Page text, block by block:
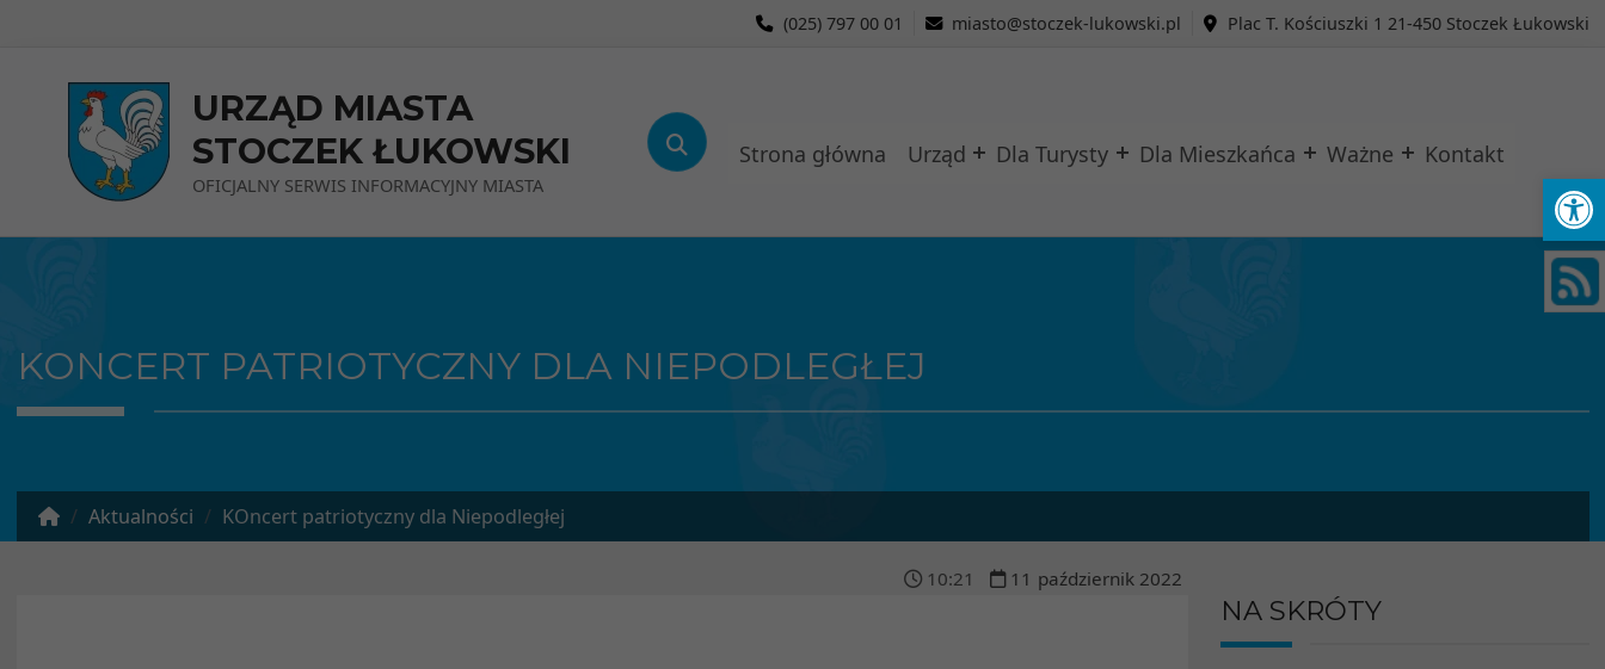
(025) 797 00 01 miasto@stoczek-lukowski.pl Plac T. Kościuszki 1 21-450 Stoczek Łukowski
URZĄD MIASTA
STOCZEK ŁUKOWSKI
OFICJALNY SERWIS INFORMACYJNY MIASTA
Strona główna Urząd Dla Turysty Dla Mieszkańca Ważne Kontakt
KONCERT PATRIOTYCZNY DLA NIEPODLEGŁEJ
Aktualności KOncert patriotyczny dla Niepodległej
10:21 11 październik 2022
NA SKRÓTY